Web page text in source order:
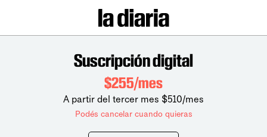
Suscripción digital
$255/mes
A partir del tercer mes $510/mes
Podés cancelar cuando quieras